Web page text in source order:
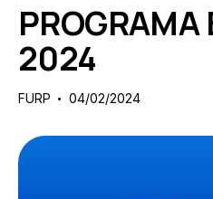
PROGRAMA
2024
FURP 04/02/2024